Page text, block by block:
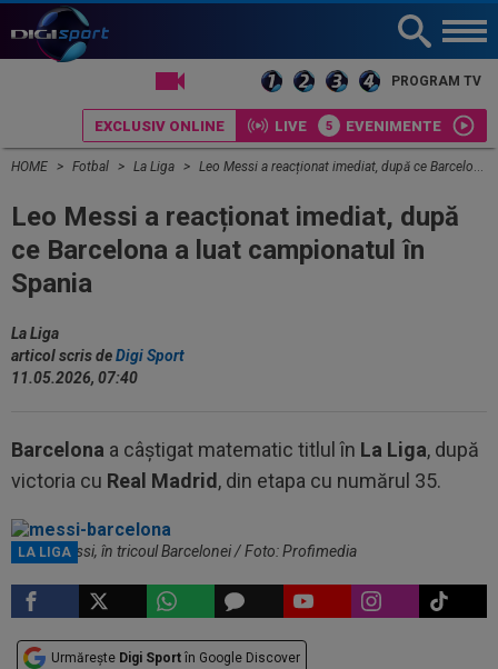
PROGRAM TV
EXCLUSIV ONLINE LIVE EVENIMENTE
HOME Fotbal La Liga Leo Messi a reacționat imediat, după ce Barcelona a luat campionatul în Spania
Leo Messi a reacționat imediat, după
ce Barcelona a luat campionatul în
Spania
La Liga
articol scris deDigi Sport
11.05.2026, 07:40
Barcelona a câștigat matematic titlul în La Liga, după
victoria cu Real Madrid , din etapa cu numărul 35.
LA LIGA
Lionel Messi, în tricoul Barcelonei / Foto: Profimedia
Urmărește Digi Sport în Google Discover